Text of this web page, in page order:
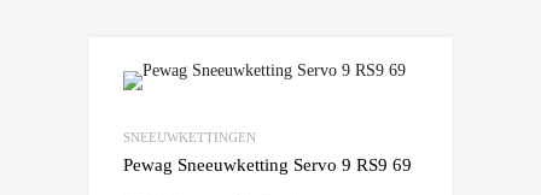
SNEEUWKETTINGEN
Pewag Sneeuwketting Servo 9 RS9 69